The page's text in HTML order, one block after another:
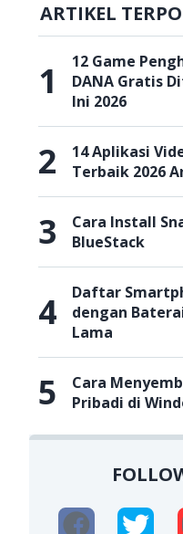
ARTIKEL
1
12 Game
DANA Gratis
Ini 2026
2
14 Aplikasi
Terbaik 2026
3
Cara Install
BlueStack
4
Daftar
dengan
Lama
5
Cara
Pribadi di